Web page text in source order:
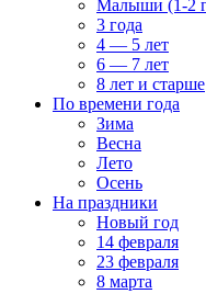
Малыши (1-2
3 года
4 — 5 лет
6 — 7 лет
8 лет и старше
По времени года
Зима
Весна
Лето
Осень
На праздники
Новый год
14 февраля
23 февраля
8 марта